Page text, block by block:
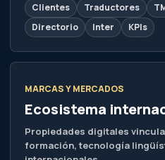
Clientes Traductores
Directorio
Inter KPIs
MARCAS Y MERCADOS
Ecosistema
Propiedades digitales
formación, tecnología